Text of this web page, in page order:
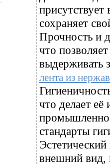
сохраняет
Прочность и
что
выдерживать
лента из
что делает
стандарты
внешний вид,